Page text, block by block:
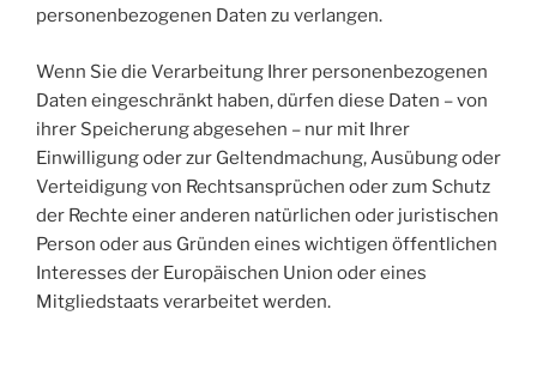
personenbezogenen Daten zu verlangen.
Wenn Sie die Verarbeitung Ihrer personenbezogenen
Daten eingeschränkt haben, dürfen diese Daten – von
ihrer Speicherung abgesehen – nur mit Ihrer
Einwilligung oder zur Geltendmachung, Ausübung oder
Verteidigung von Rechtsansprüchen oder zum Schutz
der Rechte einer anderen natürlichen oder juristischen
Person oder aus Gründen eines wichtigen öffentlichen
Interesses der Europäischen Union oder eines
Mitgliedstaats verarbeitet werden.